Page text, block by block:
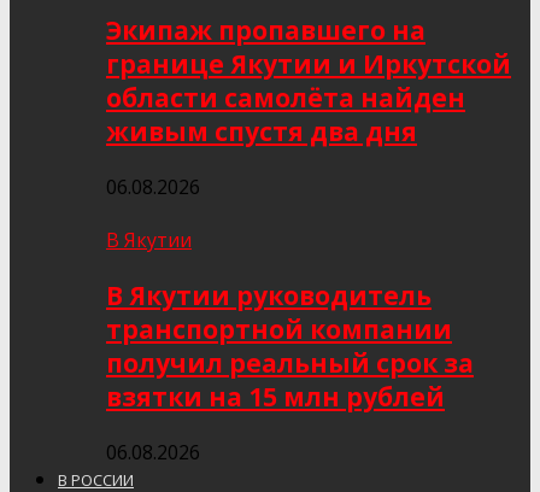
Экипаж пропавшего на
границе Якутии и Иркутской
области самолёта найден
живым спустя два дня
06.08.2026
В Якутии
В Якутии руководитель
транспортной компании
получил реальный срок за
взятки на 15 млн рублей
06.08.2026
В РОССИИ